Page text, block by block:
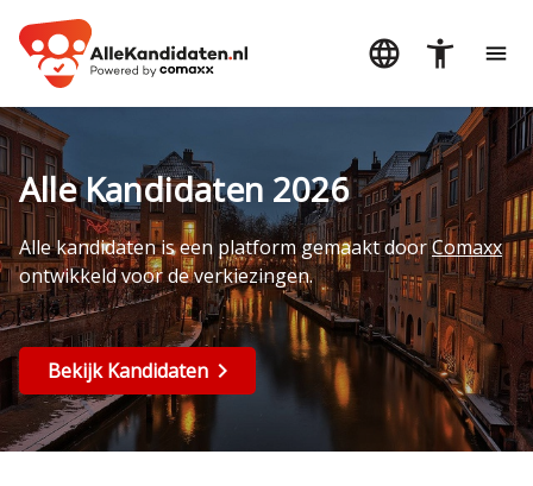
Alle Kandidaten 2026
Alle kandidaten is een platform gemaakt doorComaxx
ontwikkeld voor de verkiezingen.
Bekijk Kandidaten